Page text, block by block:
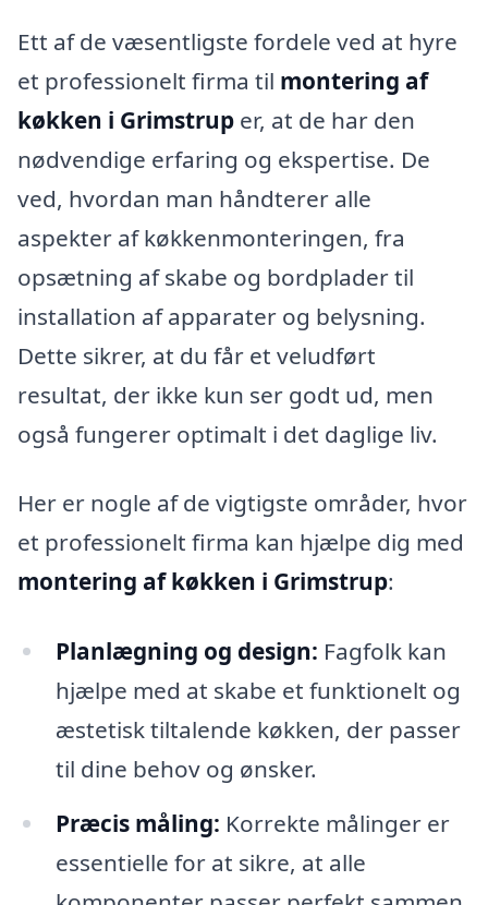
Ett af de væsentligste fordele ved at hyre
et professionelt firma til montering af
køkken i Grimstrup er, at de har den
nødvendige erfaring og ekspertise. De
ved, hvordan man håndterer alle
aspekter af køkkenmonteringen, fra
opsætning af skabe og bordplader til
installation af apparater og belysning.
Dette sikrer, at du får et veludført
resultat, der ikke kun ser godt ud, men
også fungerer optimalt i det daglige liv.
Her er nogle af de vigtigste områder, hvor
et professionelt firma kan hjælpe dig med
montering af køkken i Grimstrup:
Planlægning og design: Fagfolk kan
hjælpe med at skabe et funktionelt og
æstetisk tiltalende køkken, der passer
til dine behov og ønsker.
Præcis måling: Korrekte målinger er
essentielle for at sikre, at alle